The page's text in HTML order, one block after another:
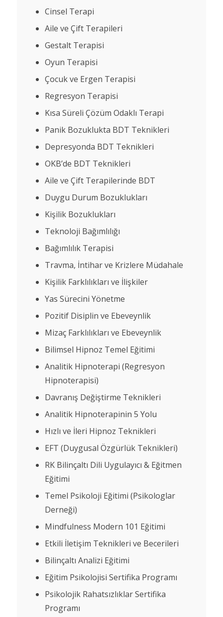
Cinsel Terapi
Aile ve Çift Terapileri
Gestalt Terapisi
Oyun Terapisi
Çocuk ve Ergen Terapisi
Regresyon Terapisi
Kısa Süreli Çözüm Odaklı Terapi
Panik Bozuklukta BDT Teknikleri
Depresyonda BDT Teknikleri
OKB’de BDT Teknikleri
Aile ve Çift Terapilerinde BDT
Duygu Durum Bozuklukları
Kişilik Bozuklukları
Teknoloji Bağımlılığı
Bağımlılık Terapisi
Travma, İntihar ve Krizlere Müdahale
Kişilik Farklılıkları ve İlişkiler
Yas Sürecini Yönetme
Pozitif Disiplin ve Ebeveynlik
Mizaç Farklılıkları ve Ebeveynlik
Bilimsel Hipnoz Temel Eğitimi
Analitik Hipnoterapi (Regresyon
Hipnoterapisi)
Davranış Değiştirme Teknikleri
Analitik Hipnoterapinin 5 Yolu
Hızlı ve İleri Hipnoz Teknikleri
EFT (Duygusal Özgürlük Teknikleri)
RK Bilinçaltı Dili Uygulayıcı & Eğitmen
Eğitimi
Temel Psikoloji Eğitimi (Psikologlar
Derneği)
Mindfulness Modern 101 Eğitimi
Etkili İletişim Teknikleri ve Becerileri
Bilinçaltı Analizi Eğitimi
Eğitim Psikolojisi Sertifika Programı
Psikolojik Rahatsızlıklar Sertifika
Programı